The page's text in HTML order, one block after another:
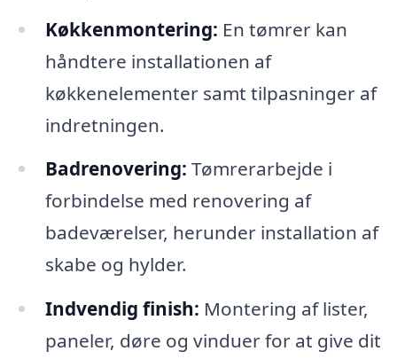
Køkkenmontering: En tømrer kan
håndtere installationen af
køkkenelementer samt tilpasninger af
indretningen.
Badrenovering: Tømrerarbejde i
forbindelse med renovering af
badeværelser, herunder installation af
skabe og hylder.
Indvendig finish: Montering af lister,
paneler, døre og vinduer for at give dit